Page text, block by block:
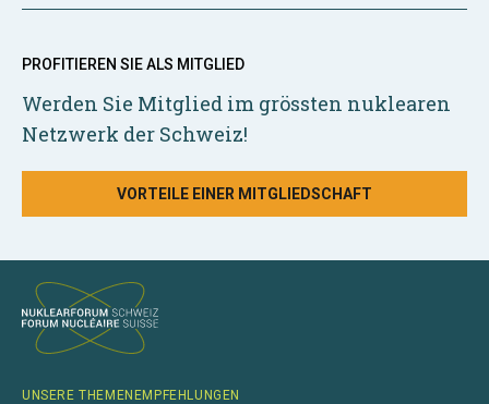
PROFITIEREN SIE ALS MITGLIED
Werden Sie Mitglied im grössten nuklearen
Netzwerk der Schweiz!
VORTEILE EINER MITGLIEDSCHAFT
UNSERE THEMENEMPFEHLUNGEN